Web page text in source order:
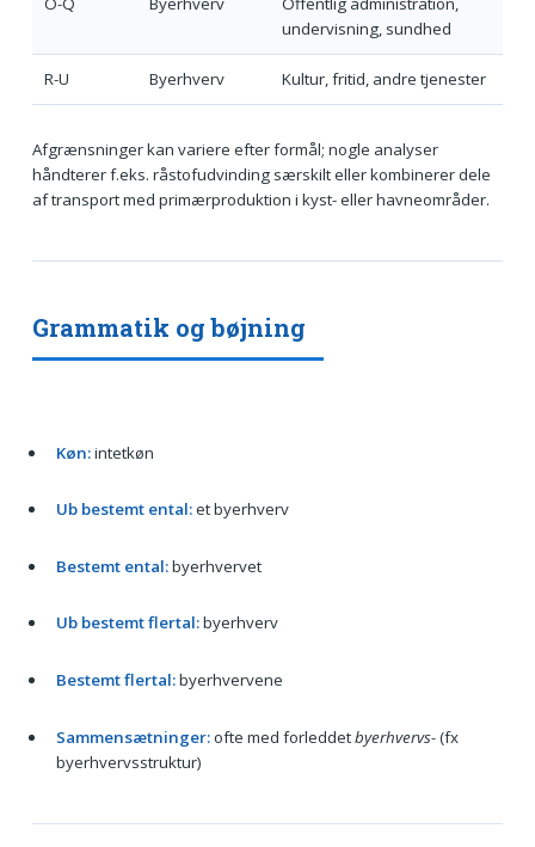
undervisning, sundhed
R-U Byerhverv Kultur, fritid, andre tjenester
Afgrænsninger kan variere efter formål; nogle analyser
håndterer f.eks. råstofudvinding særskilt eller kombinerer dele
af transport med primærproduktion i kyst- eller havneområder.
Grammatik og bøjning
Køn:intetkøn
Ub bestemt ental:et byerhverv
Bestemt ental:byerhvervet
Ub bestemt flertal:byerhverv
Bestemt flertal:byerhvervene
Sammensætninger:ofte med forleddetbyerhvervs-(fx
byerhvervsstruktur)